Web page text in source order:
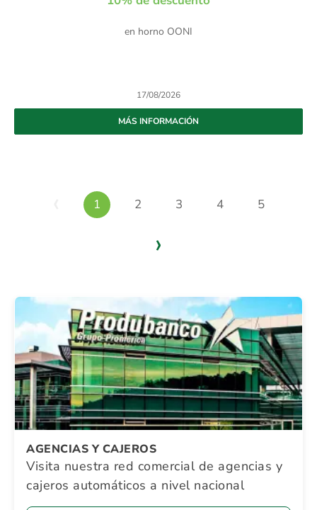
en horno OONI
17/08/2026
MÁS INFORMACIÓN
Previous
1 2 3 4 5
›
AGENCIAS Y CAJEROS
Visita nuestra red comercial de agencias y
cajeros automáticos a nivel nacional